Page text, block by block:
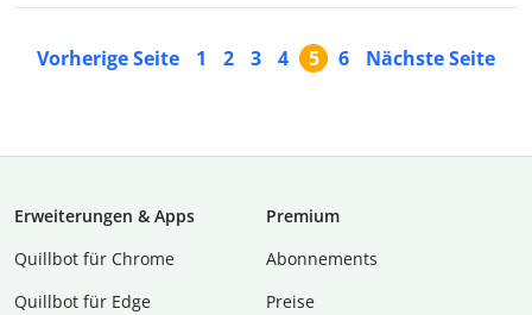
Vorherige Seite 1 2 3 4 5 6 Nächste Seite
Erweiterungen & Apps
Quillbot für Chrome
Quillbot für Edge
Premium
Abon­ne­ments
Preise